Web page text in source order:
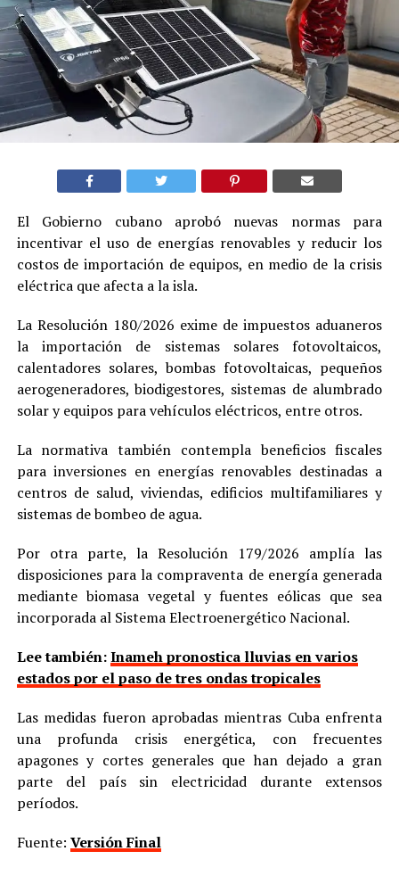
El Gobierno cubano aprobó nuevas normas para
incentivar el uso de energías renovables y reducir los
costos de importación de equipos, en medio de la crisis
eléctrica que afecta a la isla.
La Resolución 180/2026 exime de impuestos aduaneros
la importación de sistemas solares fotovoltaicos,
calentadores solares, bombas fotovoltaicas, pequeños
aerogeneradores, biodigestores, sistemas de alumbrado
solar y equipos para vehículos eléctricos, entre otros.
La normativa también contempla beneficios fiscales
para inversiones en energías renovables destinadas a
centros de salud, viviendas, edificios multifamiliares y
sistemas de bombeo de agua.
Por otra parte, la Resolución 179/2026 amplía las
disposiciones para la compraventa de energía generada
mediante biomasa vegetal y fuentes eólicas que sea
incorporada al Sistema Electroenergético Nacional.
Lee también:Inameh pronostica lluvias en varios
estados por el paso de tres ondas tropicales
Las medidas fueron aprobadas mientras Cuba enfrenta
una profunda crisis energética, con frecuentes
apagones y cortes generales que han dejado a gran
parte del país sin electricidad durante extensos
períodos.
Fuente: Versión Final